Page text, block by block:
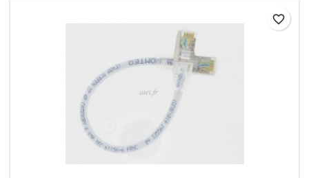
favorite_border